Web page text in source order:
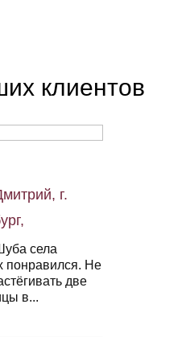
клиентов
г.
села
понравился. Не
две
в...